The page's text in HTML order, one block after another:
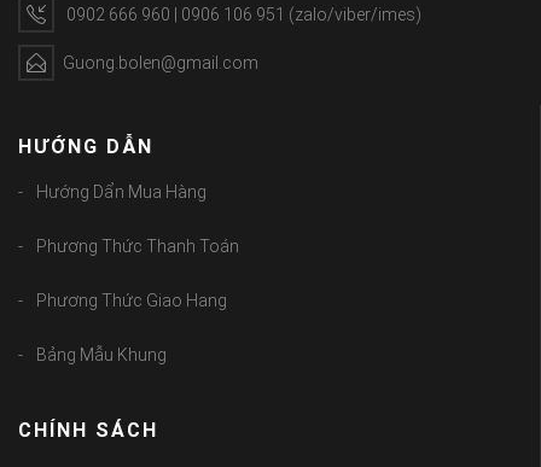
0902 666 960 | 0906 106 951 (zalo/viber/imes)
Guong.bolen@gmail.com
HƯỚNG DẪN
Hướng Dẩn Mua Hàng
Phương Thức Thanh Toán
Phương Thức Giao Hang
Bảng Mẫu Khung
CHÍNH SÁCH